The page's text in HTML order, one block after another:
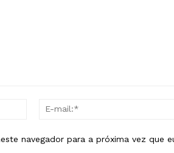
Nome:*
navegador para a próxima vez que